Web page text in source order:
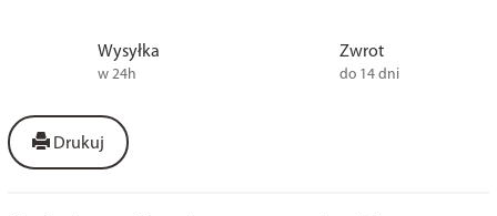
Wysyłka
w 24h
Zwrot
do 14 dni
Drukuj